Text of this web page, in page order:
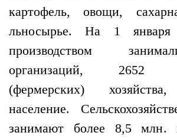
картофель, овощи,
льносырье. На 1
производством
организаций, 2652
(фермерских)
население.
занимают более 8,5 млн.